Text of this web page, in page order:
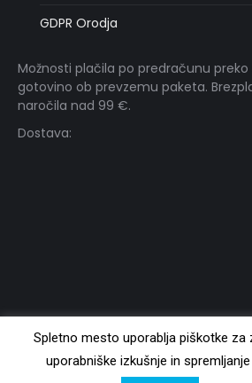
GDPR Orodja
Možnosti plačila po predračunu
gotovino ob prevzemu paketa.
naročila nad 99 €.
Dostava:
Vita BAROS - Uradni distributer za
Vedno preberite etiketo in upoštevajte
nakupom preberite
Spletno mesto uporablja piškotke za
uporabniške izkušnje in